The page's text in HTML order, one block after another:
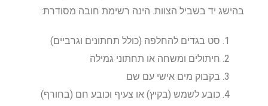
בהישג יד בשביל הצוות. הינה רשימת חובה מסודרת:
סט בגדים להחלפה (כולל תחתונים וגרביים)
חיתולים ומשחה או תחתוני גמילה
בקבוק מים אישי עם שם
כובע לשמש (בקיץ) או צעיף וכובע חם (בחורף)